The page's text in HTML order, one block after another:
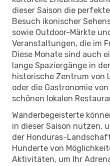
dieser Saison die
Besuch ikonischer
sowie Outdoor-Märkte
Veranstaltungen, die im
Diese Monate sind auch
lange Spaziergänge in
historische Zentrum von
oder die Gastronomie
schönen lokalen
Wanderbegeisterte
in dieser Saison nutzen,
der Honduras-
Hunderte von
Aktivitäten, um Ihr